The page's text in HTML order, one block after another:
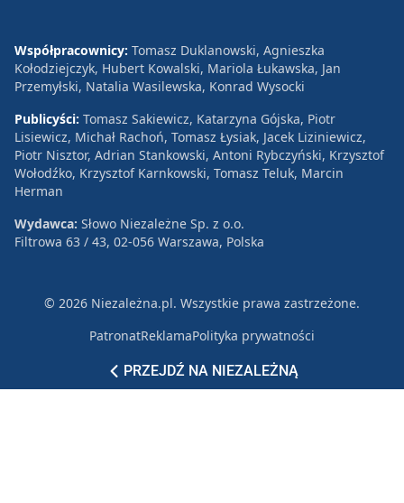
PRZEJDŹ NA NIEZALEŻNĄ
Współpracownicy: Tomasz Duklanowski, Agnieszka
Kołodziejczyk, Hubert Kowalski, Mariola Łukawska, Jan
Przemyłski, Natalia Wasilewska, Konrad Wysocki
Publicyści: Tomasz Sakiewicz, Katarzyna Gójska, Piotr
Lisiewicz, Michał Rachoń, Tomasz Łysiak, Jacek Liziniewicz,
Piotr Nisztor, Adrian Stankowski, Antoni Rybczyński, Krzysztof
Wołodźko, Krzysztof Karnkowski, Tomasz Teluk, Marcin
Herman
Wydawca: Słowo Niezależne Sp. z o.o.
Filtrowa 63 / 43, 02-056 Warszawa, Polska
© 2026 Niezależna.pl. Wszystkie prawa zastrzeżone.
PatronatReklamaPolityka prywatności